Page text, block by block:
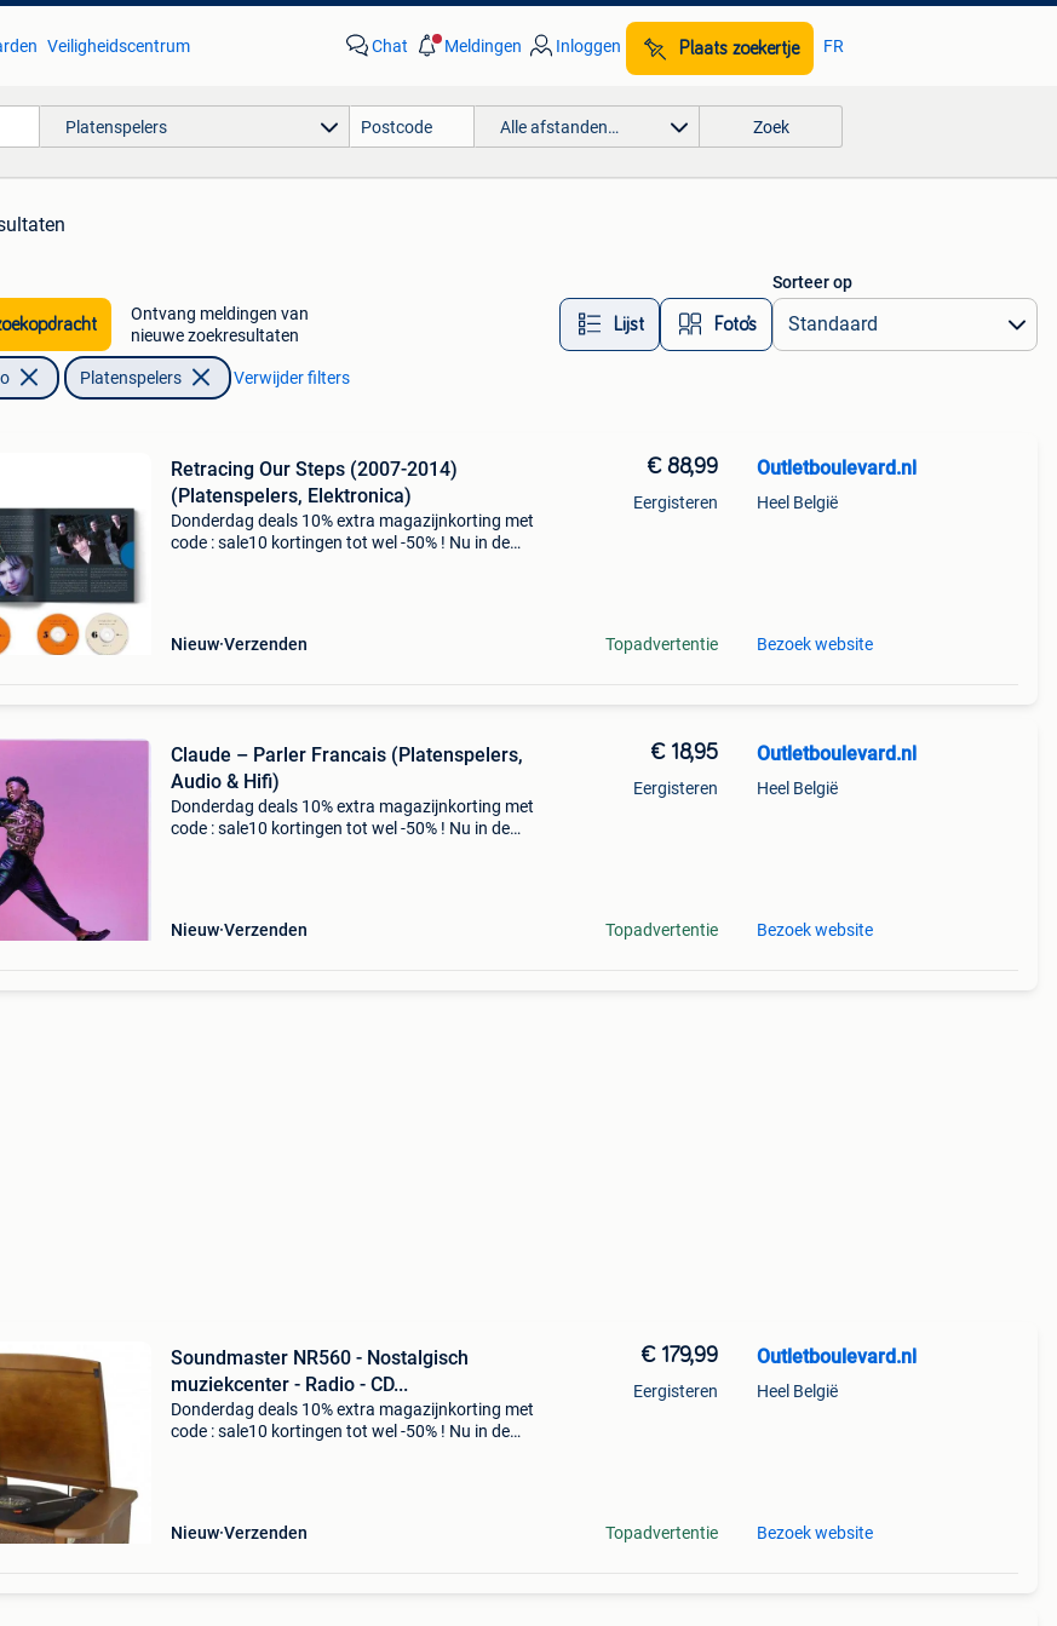
Veiligheidscentrum Chat Meldingen Inloggen Plaats zoekertje FR
Platenspelers Alle afstanden… Zoek
Ontvang meldingen van
nieuwe zoekresultaten
Lijst Foto’s
Sorteer op
Platenspelers Verwijder filters
Retracing Our Steps (2007-2014)
(Platenspelers, Elektronica)
Donderdag deals 10% extra magazijnkorting met
code : sale10 kortingen tot wel -50% ! Nu in de
Nieuw Verzenden
€ 88,99
Eergisteren
Topadvertentie
Outletboulevard.nl
Heel België
Bezoek website
Claude – Parler Francais (Platenspelers,
Audio & Hifi)
Donderdag deals 10% extra magazijnkorting met
code : sale10 kortingen tot wel -50% ! Nu in de
Nieuw Verzenden
€ 18,95
Eergisteren
Topadvertentie
Outletboulevard.nl
Heel België
Bezoek website
Soundmaster NR560 - Nostalgisch
muziekcenter - Radio - CD...
Donderdag deals 10% extra magazijnkorting met
code : sale10 kortingen tot wel -50% ! Nu in de
Nieuw Verzenden
€ 179,99
Eergisteren
Topadvertentie
Outletboulevard.nl
Heel België
Bezoek website